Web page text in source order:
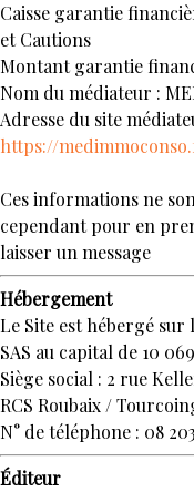
Caisse garantie
et Cautions
Montant garantie
Nom du médiateur :
Adresse du site
https://
Ces informations ne
cependant pour en
laisser un message
Hébergement
Le Site est hébergé sur
SAS au capital de 10
Siège social : 2 rue
RCS Roubaix /
N° de téléphone : 08
Éditeur